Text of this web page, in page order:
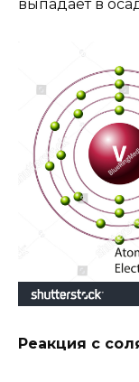
выпадает в
Реакция с